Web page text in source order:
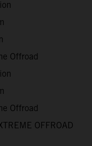
Offroad
Offroad
OFFROAD